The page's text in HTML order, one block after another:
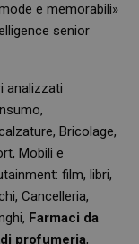
e memorabili»
senior
analizzati
Bricolage,
Mobili e
film, libri,
Cancelleria,
Farmaci da
profumeria,